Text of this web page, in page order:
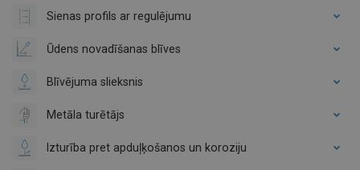
Sienas profils ar regulējumu
Ūdens novadīšanas blīves
Blīvējuma slieksnis
Metāla turētājs
Izturība pret apduļķošanos un koroziju